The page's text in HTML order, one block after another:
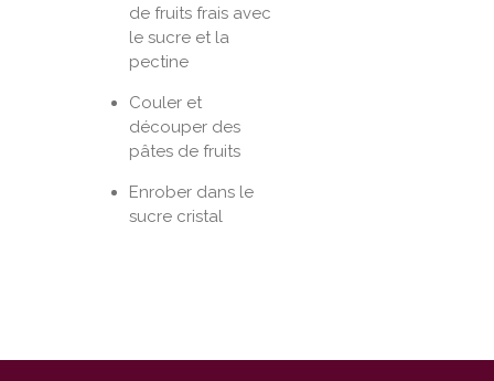
de fruits frais avec
le sucre et la
pectine
Couler et
découper des
pâtes de fruits
Enrober dans le
sucre cristal